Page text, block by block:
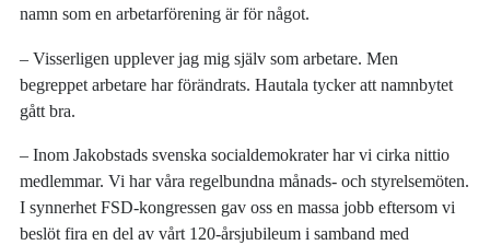
namn som en arbetarförening är för något.
– Visserligen upplever jag mig själv som arbetare. Men
begreppet arbetare har förändrats. Hautala tycker att namnbytet
gått bra.
– Inom Jakobstads svenska socialdemokrater har vi cirka nittio
medlemmar. Vi har våra regelbundna månads- och styrelsemöten.
I synnerhet FSD-kongressen gav oss en massa jobb eftersom vi
beslöt fira en del av vårt 120-årsjubileum i samband med